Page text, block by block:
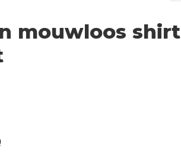
mouwloos shirt